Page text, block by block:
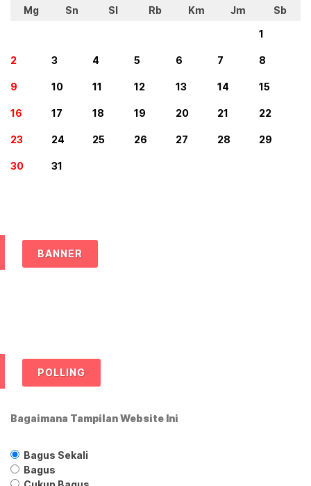
Mg Sn Sl Rb Km Jm
Sb
1
2 3 4 5 6 7 8
9 10 11 12 13 14 15
16 17 18 19 20 21 22
23 24 25 26 27 28 29
30 31
BANNER
POLLING
Bagaimana Tampilan Website Ini
Bagus Sekali
Bagus